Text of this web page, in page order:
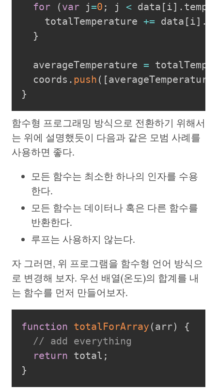
for (var j =0 ; j < data [i] .
    totalTemperature
+= data [i] .
}
  averageTemperature
=
  coords
. push ( [averageTemperature
}
함수형 프로그래밍 방식으로 전환하기 위해서
는 위에 설명했듯이 다음과 같은 모범 사례를
사용하면 좋다.
모든 함수는 최소한 하나의 인자를 수용
한다.
모든 함수는 데이터나 혹은 다른 함수를
반환한다.
루프는 사용하지 않는다.
자 그러면, 위 프로그램을 함수형 언어 방식으
로 변경해 보자. 우선 배열(온도)의 합계를 내
는 함수를 먼저 만들어보자.
function totalForArray (arr)
{
// add everything
return total ;
}